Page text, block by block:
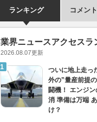
ランキング コメン
業界ニュースアクセスラ
2026.08.07更新
ついに地上走っ
外の”量産前提
闘機！ エンジ
消 準備は万端
け？